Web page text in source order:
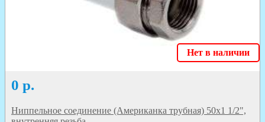
Нет в наличии
0 р.
Ниппельное соединение (Американка трубная) 50х1 1/2",